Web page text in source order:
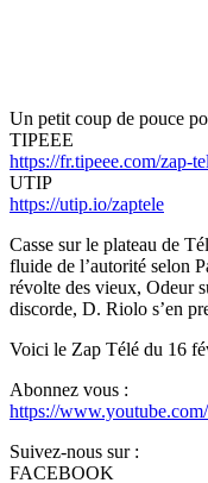
Un petit coup de pouce
TIPEEE
https://fr.tipeee.com/zap-
UTIP
https://utip.io/zaptele
Casse sur le plateau de
fluide de l’autorité selon
révolte des vieux, Odeur
discorde, D. Riolo s’en
Voici le Zap Télé du 16
Abonnez vous :
https://
Suivez-nous sur :
FACEBOOK